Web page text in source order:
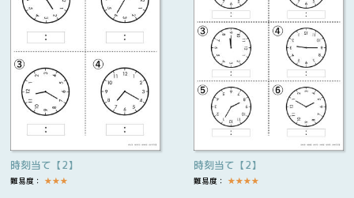
時刻当て【2】
難易度： ★★★
時刻当て【2】
難易度： ★★★★